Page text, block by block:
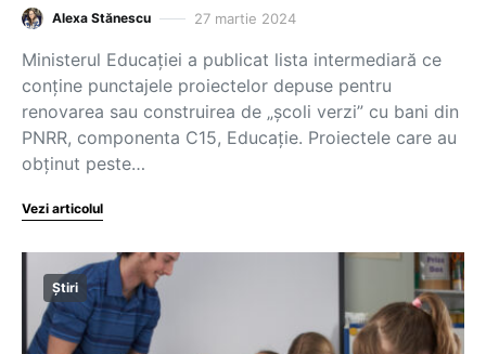
Alexa Stănescu 27 martie 2024
Ministerul Educației a publicat lista intermediară ce
conține punctajele proiectelor depuse pentru
renovarea sau construirea de „școli verzi” cu bani din
PNRR, componenta C15, Educație. Proiectele care au
obținut peste…
Vezi articolul
Știri